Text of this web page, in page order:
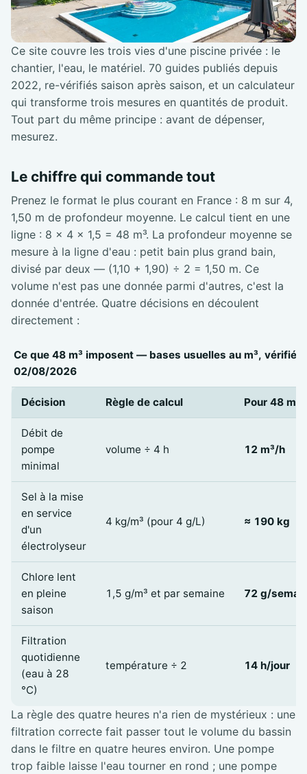
Ce site couvre les trois vies d'une piscine privée : le
chantier, l'eau, le matériel. 70 guides publiés depuis
2022, re-vérifiés saison après saison, et un calculateur
qui transforme trois mesures en quantités de produit.
Tout part du même principe : avant de dépenser,
mesurez.
Le chiffre qui commande tout
Prenez le format le plus courant en France : 8 m sur 4,
1,50 m de profondeur moyenne. Le calcul tient en une
ligne : 8 × 4 × 1,5 = 48 m³. La profondeur moyenne se
mesure à la ligne d'eau : petit bain plus grand bain,
divisé par deux — (1,10 + 1,90) ÷ 2 = 1,50 m. Ce
volume n'est pas une donnée parmi d'autres, c'est la
donnée d'entrée. Quatre décisions en découlent
directement :
Ce que 48 m³ imposent — bases usuelles au m³,
02/08/2026
Décision Règle de calcul Pour 48 m³
Débit de
pompe
minimal
volume ÷ 4 h 12 m³/h
Sel à la mise
en service
d'un
électrolyseur
4 kg/m³ (pour 4 g/L) ≈ 190 kg
Chlore lent
en pleine
saison
1,5 g/m³ et par semaine 72 g/
Filtration
quotidienne
(eau à 28
°C)
température ÷ 2 14 h/jour
La règle des quatre heures n'a rien de mystérieux : une
filtration correcte fait passer tout le volume du bassin
dans le filtre en quatre heures environ. Une pompe
trop faible laisse l'eau tourner en rond ; une pompe